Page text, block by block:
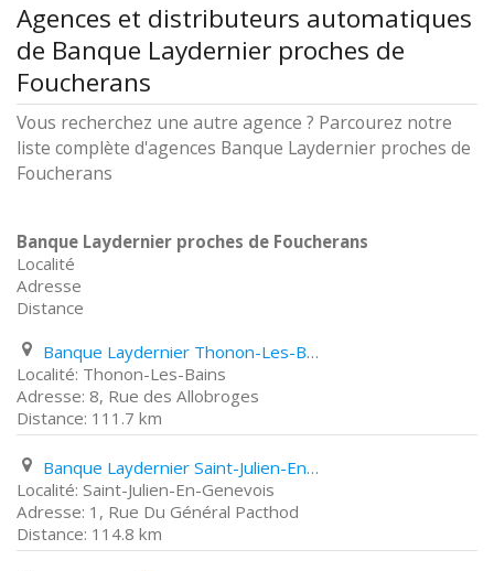
Agences et distributeurs automatiques
de Banque Laydernier proches de
Foucherans
Vous recherchez une autre agence ? Parcourez notre
liste complète d'agences Banque Laydernier proches de
Foucherans
Banque Laydernier proches de Foucherans
Localité
Adresse
Distance
Banque Laydernier Thonon-Les-Bains 8, Rue des Allobroges
Thonon-Les-Bains
8, Rue des Allobroges
111.7 km
Banque Laydernier Saint-Julien-En-Genevois 1, Rue Du Général Pacthod
Saint-Julien-En-Genevois
1, Rue Du Général Pacthod
114.8 km